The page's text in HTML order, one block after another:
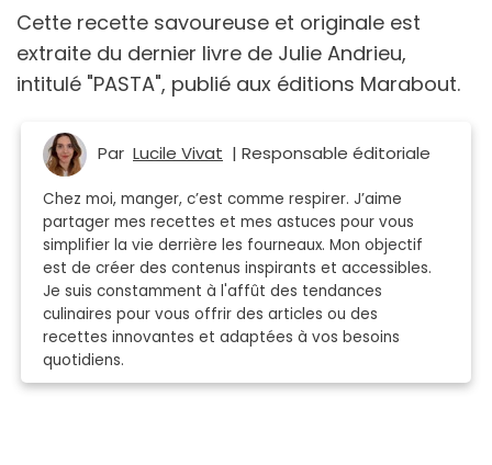
Cette recette savoureuse et originale est
extraite du dernier livre de Julie Andrieu,
intitulé "PASTA", publié aux éditions Marabout.
Par Lucile Vivat | Responsable éditoriale
Chez moi, manger, c’est comme respirer. J’aime
partager mes recettes et mes astuces pour vous
simplifier la vie derrière les fourneaux. Mon objectif
est de créer des contenus inspirants et accessibles.
Je suis constamment à l'affût des tendances
culinaires pour vous offrir des articles ou des
recettes innovantes et adaptées à vos besoins
quotidiens.